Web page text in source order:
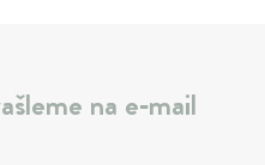
na e‑mail